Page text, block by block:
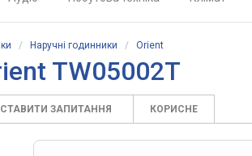
/ Наручні годинники / Orient
TW05002T
ЗАПИТАННЯ КОРИСНЕ